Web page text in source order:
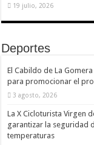
19 julio, 2026
Deportes
El Cabildo de La
para promocionar el
3 agosto, 2026
La X Cicloturista Virgen
garantizar la seguridad
temperaturas